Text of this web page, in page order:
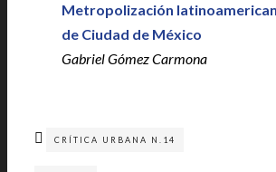
Metropolización
de Ciudad de México
Gabriel Gómez Carmona
CRÍTICA URBANA N.14